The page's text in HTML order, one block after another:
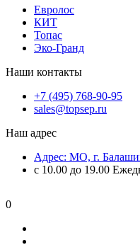
Евролос
КИТ
Топас
Эко-Гранд
Наши контакты
+7 (495) 768-90-95
sales@topsep.ru
Наш адрес
Адрес: МО, г.
с 10.00 до 19.00
0